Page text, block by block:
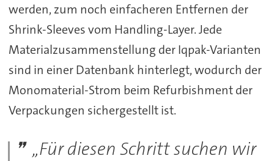
werden, zum noch einfacheren Entfernen der
Shrink-Sleeves vom Handling-Layer. Jede
Materialzusammenstellung der Iqpak-Varianten
sind in einer Datenbank hinterlegt, wodurch der
Monomaterial-Strom beim Refurbishment der
Verpackungen sichergestellt ist.
„Für diesen Schritt suchen wir